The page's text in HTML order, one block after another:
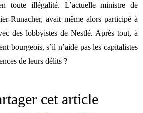
toute illégalité. L’actuelle ministre de
Runacher, avait même alors participé à
des lobbyistes de Nestlé. Après tout, à
bourgeois, s’il n’aide pas les capitalistes
de leurs délits ?